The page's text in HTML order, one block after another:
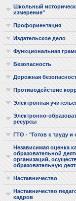
Школьный
измерение"
Профориентация
Издательское дело
Функциональная
Безопасность
Дорожная
Противодействие
Электронная
Электронно-
ресурсы
ГТО - "Готов к труду и
Независимая оценка
образовательной
организаций,
образовательную
Наставничество
Наставничество
кадров